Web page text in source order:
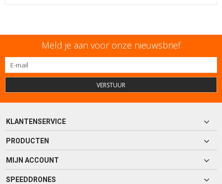
Meld je aan voor onze nieuwsbrief
VERSTUUR
KLANTENSERVICE
PRODUCTEN
MIJN ACCOUNT
SPEEDDRONES